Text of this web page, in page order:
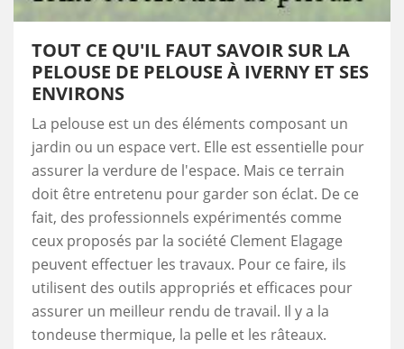
TOUT CE QU'IL FAUT SAVOIR SUR LA
PELOUSE DE PELOUSE À IVERNY ET SES
ENVIRONS
La pelouse est un des éléments composant un
jardin ou un espace vert. Elle est essentielle pour
assurer la verdure de l'espace. Mais ce terrain
doit être entretenu pour garder son éclat. De ce
fait, des professionnels expérimentés comme
ceux proposés par la société Clement Elagage
peuvent effectuer les travaux. Pour ce faire, ils
utilisent des outils appropriés et efficaces pour
assurer un meilleur rendu de travail. Il y a la
tondeuse thermique, la pelle et les râteaux.